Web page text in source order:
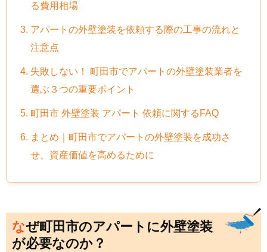
る費用相場
3. アパートの外壁塗装を依頼する際の工事の流れと
注意点
4. 失敗しない！ 町田市でアパートの外壁塗装業者を
選ぶ３つの重要ポイント
5. 町田市 外壁塗装 アパート 依頼に関するFAQ
6. まとめ｜町田市でアパートの外壁塗装を成功さ
せ、資産価値を高めるために
なぜ町田市のアパートに外壁塗装
が必要なのか？